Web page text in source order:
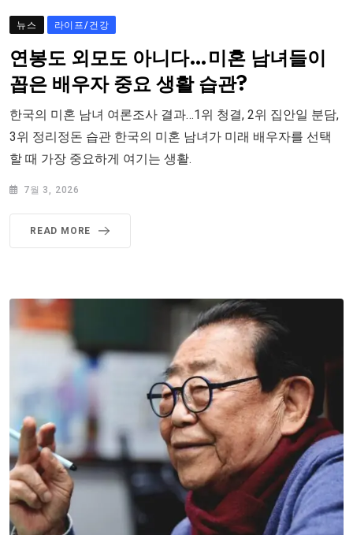
뉴스 라이프/건강
연봉도 외모도 아니다…미혼 남녀들이
꼽은 배우자 중요 생활 습관?
한국의 미혼 남녀 여론조사 결과…1위 청결, 2위 집안일 분담,
3위 정리정돈 습관 한국의 미혼 남녀가 미래 배우자를 선택
할 때 가장 중요하게 여기는 생활.
7월 3, 2026
READ MORE